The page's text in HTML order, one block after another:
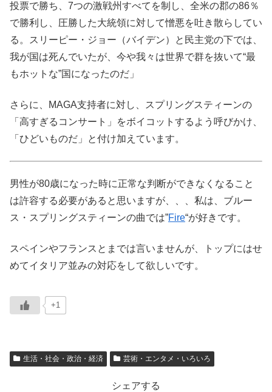
投票で勝ち、7つの激戦州すべてを制し、全米の郡の86％
で勝利し、圧勝した大統領に対して憎悪を吐き散らしてい
る。スリーピー・ジョー（バイデン）と民主党の下では、
我が国は死んでいたが、今や我々は世界で群を抜いて“最
もホットな”国になったのだ」
さらに、MAGA支持者に対し、スプリングスティーンの
「高すぎるコンサート」をボイコットするよう呼びかけ、
「ひどいものだ」と付け加えています。
男性が80歳になった時に正常な判断ができなくなること
は許容する必要があると思いますが、、、私は、ブルー
ス・スプリングスティーンの曲では”Fire“が好きです。
スペインやフランスとまでは言いませんが、トップにはせ
めてイタリア並みの対応をして欲しいです。
+1
生活・社会・政治・経済 芸術・エンタメ・いろいろ
シェアする